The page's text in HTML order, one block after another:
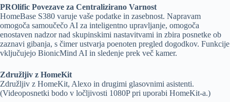
PROlific Povezave za Centralizirano Varnost
HomeBase S380 varuje vaše podatke in zasebnost. Napravam
omogoča samoučečo AI za inteligentno upravljanje, omogoča
enostaven nadzor nad skupinskimi nastavitvami in zbira posnetke ob
zaznavi gibanja, s čimer ustvarja poenoten pregled dogodkov. Funkcije
vključujejo BionicMind AI in sledenje prek več kamer.
Združljiv z HomeKit
Združljiv z HomeKit, Alexo in drugimi glasovnimi asistenti.
(Videoposnetki bodo v ločljivosti 1080P pri uporabi HomeKit-a.)